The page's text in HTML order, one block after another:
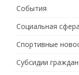
События
Социальная сфера
Спортивные
Субсидии